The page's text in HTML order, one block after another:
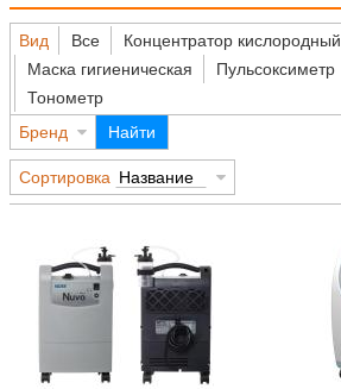
Вид Все
Концентратор кислородный
Маска гигиеническая
Пульсоксиметр
Тонометр
Бренд
Найти
Сортировка Название